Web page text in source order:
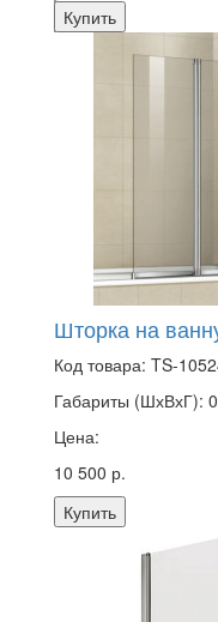
Купить
Шторка на
Код товара: TS-
Габариты (ШхВхГ):
Цена:
10 500 р.
Купить